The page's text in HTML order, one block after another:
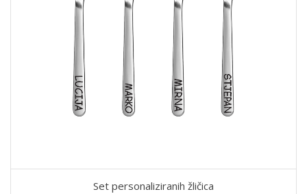
Set personaliziranih žličica